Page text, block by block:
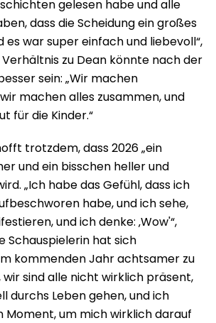
gelesen habe und alle
dass die Scheidung ein großes
es war super einfach und liebevoll“,
zu Dean könnte nach der
sein: „Wir machen
machen alles zusammen, und
für die Kinder.“
trotzdem, dass 2026 „ein
und ein bisschen heller und
„Ich habe das Gefühl, dass ich
habe, und ich sehe,
und ich denke: ‚Wow'“,
Schauspielerin hat sich
kommenden Jahr achtsamer zu
wir sind alle nicht wirklich präsent,
durchs Leben gehen, und ich
Moment, um mich wirklich darauf